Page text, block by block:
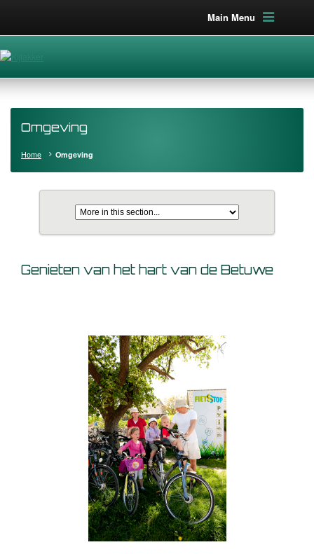
Main Menu
Omgeving
Home Omgeving
Genieten van het hart van de Betuwe